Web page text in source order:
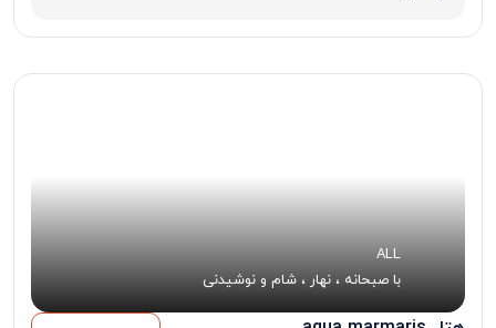
ALL
با صبحانه ، نهار ، شام و نوشیدنی